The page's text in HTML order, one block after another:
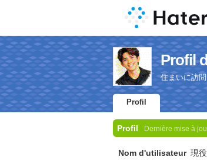
Profil
住まいに訪
Profil
Profil Dernière mise à
Nom d'utilisateur 現